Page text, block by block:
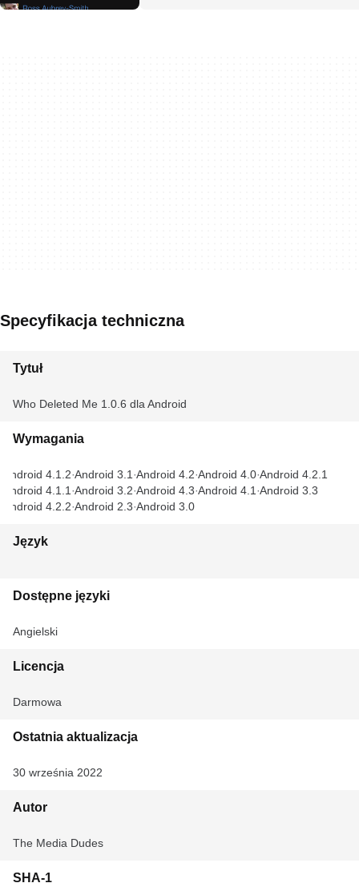
Specyfikacja techniczna
Tytuł
Who Deleted Me 1.0.6 dla Android
Wymagania
Android 4.1.2 Android 3.1 Android 4.2 Android 4.0 Android 4.2.1
Android 4.1.1 Android 3.2 Android 4.3 Android 4.1 Android 3.3
Android 4.2.2 Android 2.3 Android 3.0
Język
Dostępne języki
Angielski
Licencja
Darmowa
Ostatnia aktualizacja
30 września 2022
Autor
The Media Dudes
SHA-1